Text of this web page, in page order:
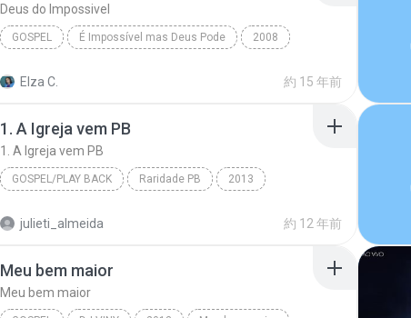
Deus do Impossivel
GOSPEL É Impossível mas Deus Pode 2008
Elza C. 約 15 年前
1. A Igreja vem PB
1. A Igreja vem PB
GOSPEL/PLAY BACK Raridade PB 2013
julieti_almeida 約 12 年前
Meu bem maior
Meu bem maior